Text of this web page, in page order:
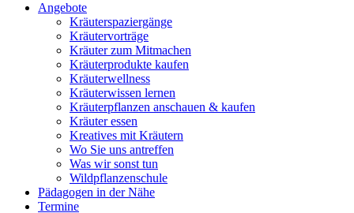
Angebote
Kräuterspaziergänge
Kräutervorträge
Kräuter zum Mitmachen
Kräuterprodukte kaufen
Kräuterwellness
Kräuterwissen lernen
Kräuterpflanzen anschauen & kaufen
Kräuter essen
Kreatives mit Kräutern
Wo Sie uns antreffen
Was wir sonst tun
Wildpflanzenschule
Pädagogen in der Nähe
Termine